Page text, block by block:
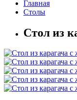
Главная
Столы
Стол из